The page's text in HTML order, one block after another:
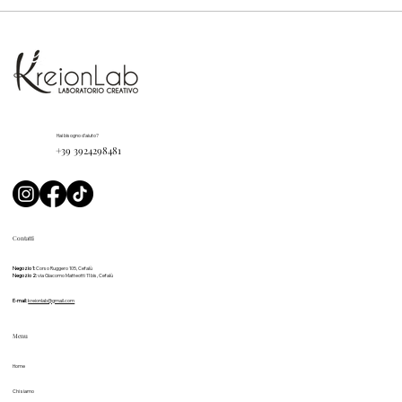
Contatti
Negozio 1:Corso Ruggero 105, Cefalù
Negozio 2:via Giacomo Matteotti 11 bis, Cefalù
E-mail: kreionlab@gmail.com
Menu
Home
Chi siamo
Hai bisogno d'aiuto?
+39 3924298481